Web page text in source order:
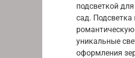
подсветкой
сад. Подсветка
уникальные
оформления